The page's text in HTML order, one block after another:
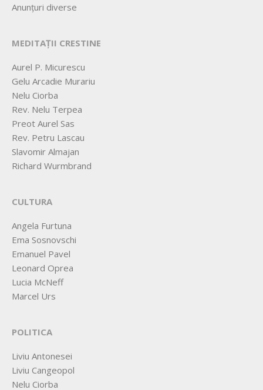
Anunțuri diverse
MEDITAȚII CRESTINE
Aurel P. Micurescu
Gelu Arcadie Murariu
Nelu Ciorba
Rev. Nelu Terpea
Preot Aurel Sas
Rev. Petru Lascau
Slavomir Almajan
Richard Wurmbrand
CULTURA
Angela Furtuna
Ema Sosnovschi
Emanuel Pavel
Leonard Oprea
Lucia McNeff
Marcel Urs
POLITICA
Liviu Antonesei
Liviu Cangeopol
Nelu Ciorba